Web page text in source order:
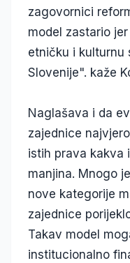
zagovornici
model zastario
etničku i kulturnu
Slovenije". kaže
Naglašava i da
zajednice
istih prava kakva
manjina. Mnogo
nove kategorije
zajednice
Takav model
institucionalno